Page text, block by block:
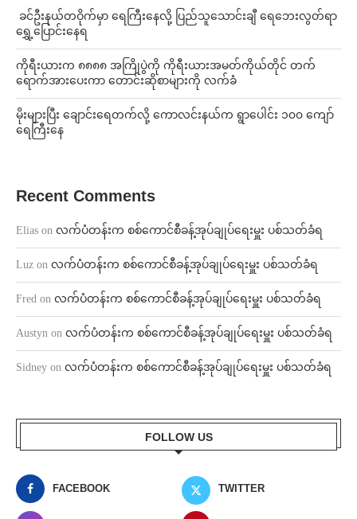
⁩ ⁨ခင်ဦးနယ်တဝိုက်မှာ ရေကြီးနေလို့ ပြည်သူသောင်းချီ ရေဘေးလွတ်ရာ
ရွှေ့ပြောင်းနေရ
ကိုရီးယားက ၈၈၈၈ အကြိုပွဲကို ကိုရီးယားအမတ်ကိုယ်တိုင် တက်
ရောက်အားပေးကာ တောင်းဆိုစာများကို လက်ခံ
⁨မိုးများပြီး ချောင်းရေတက်လို့ ကောလင်းနယ်က ရွာပေါင်း ၁၀၀ ကျော်
ရေကြီးနေ
Recent Comments
Elias on လက်ပံတန်းက စစ်ကောင်စီခန့်အုပ်ချုပ်ရေးမှူး ပစ်သတ်ခံရ
Luz on လက်ပံတန်းက စစ်ကောင်စီခန့်အုပ်ချုပ်ရေးမှူး ပစ်သတ်ခံရ
Fred on လက်ပံတန်းက စစ်ကောင်စီခန့်အုပ်ချုပ်ရေးမှူး ပစ်သတ်ခံရ
Austyn on လက်ပံတန်းက စစ်ကောင်စီခန့်အုပ်ချုပ်ရေးမှူး ပစ်သတ်ခံရ
Sidney on လက်ပံတန်းက စစ်ကောင်စီခန့်အုပ်ချုပ်ရေးမှူး ပစ်သတ်ခံရ
FOLLOW US
FACEBOOK TWITTER